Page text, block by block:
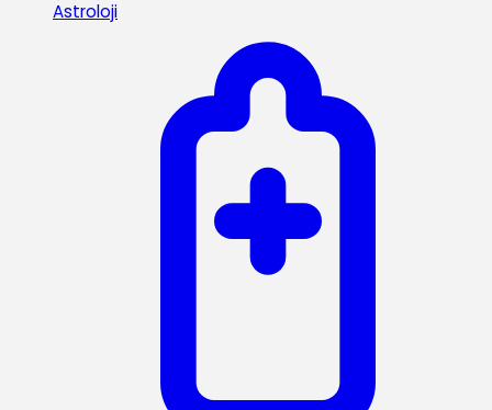
Astroloji